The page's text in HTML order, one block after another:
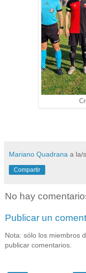
Mariano Quadrana a la/s
Compartir
No hay
Publicar un
Nota: sólo los miembros
publicar comentarios.